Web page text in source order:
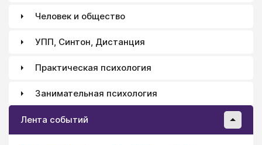
Человек и общество
УПП, Синтон, Дистанция
Практическая психология
Занимательная психология
Лента событий